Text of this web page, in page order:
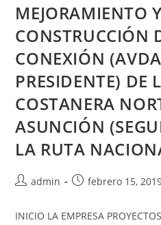
MEJORAMIENTO Y
CONSTRUCCIÓN
CONEXIÓN
PRESIDENTE) DE
COSTANERA
ASUNCIÓN
LA RUTA
admin febrero 15,
INICIO LA EMPRESA